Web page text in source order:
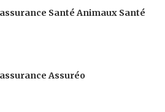
Santé Animaux Santé
Assuréo